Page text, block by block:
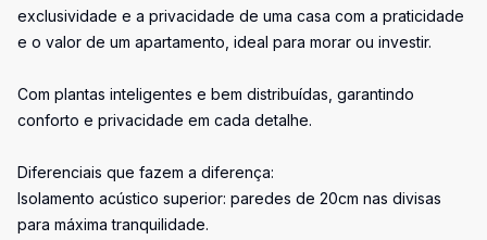
exclusividade e a privacidade de uma casa com a praticidade
e o valor de um apartamento, ideal para morar ou investir.
Com plantas inteligentes e bem distribuídas, garantindo
conforto e privacidade em cada detalhe.
Diferenciais que fazem a diferença:
Isolamento acústico superior: paredes de 20cm nas divisas
para máxima tranquilidade.